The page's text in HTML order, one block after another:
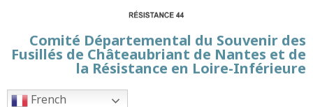
Comité Départemental du Souvenir des
Fusillés de Châteaubriant de Nantes et de
la Résistance en Loire-Inférieure
French